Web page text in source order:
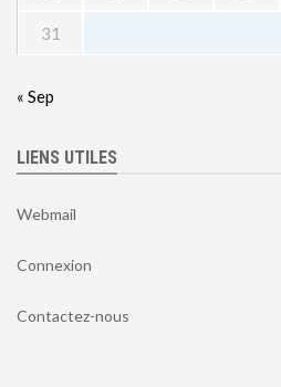
31
« Sep
LIENS UTILES
Webmail
Connexion
Contactez-nous